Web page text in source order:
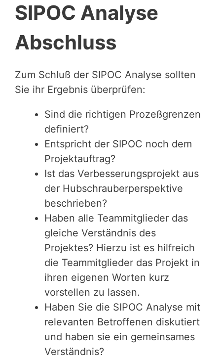
SIPOC Analyse
Abschluss
Zum Schluß der SIPOC Analyse sollten
Sie ihr Ergebnis überprüfen:
Sind die richtigen Prozeßgrenzen
definiert?
Entspricht der SIPOC noch dem
Projektauftrag?
Ist das Verbesserungsprojekt aus
der Hubschrauberperspektive
beschrieben?
Haben alle Teammitglieder das
gleiche Verständnis des
Projektes? Hierzu ist es hilfreich
die Teammitglieder das Projekt in
ihren eigenen Worten kurz
vorstellen zu lassen.
Haben Sie die SIPOC Analyse mit
relevanten Betroffenen diskutiert
und haben sie ein gemeinsames
Verständnis?